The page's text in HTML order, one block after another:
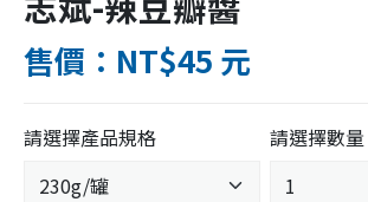
售價：NT$45 元
請選擇產品規格 請選擇數量